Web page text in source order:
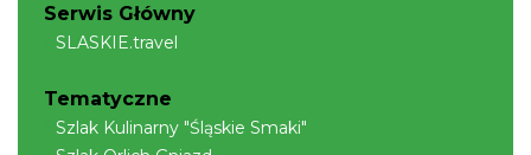
Serwis Główny
SLASKIE.travel
Tematyczne
Szlak Kulinarny "Śląskie Smaki"